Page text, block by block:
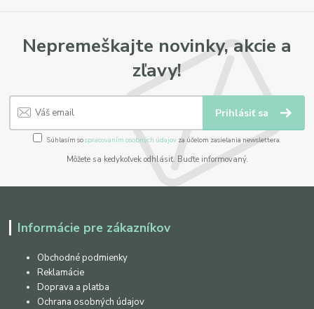
Nepremeškajte novinky, akcie a
zľavy!
Prihlásiť sa
Súhlasím sospracovaním osobných údajov za účelom zasielania newslettera.
Môžete sa kedykoľvek odhlásiť. Buďte informovaný.
Informácie pre zákazníkov
Obchodné podmienky
Reklamácie
Doprava a platba
Ochrana osobných údajov